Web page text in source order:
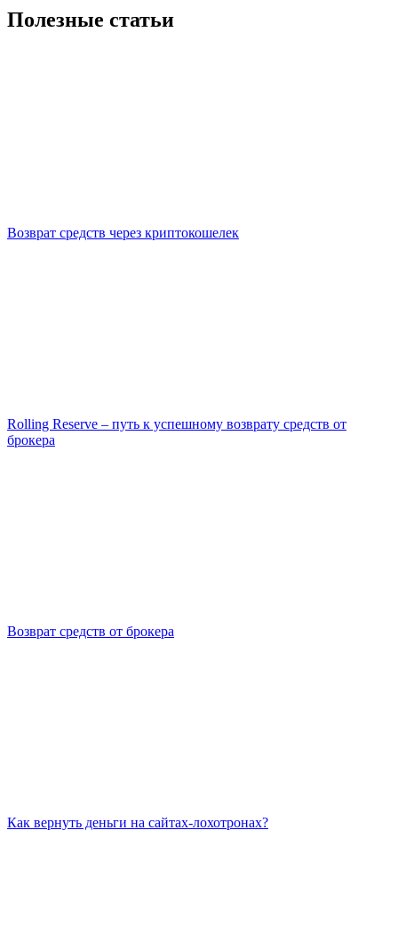
Полезные статьи
Возврат средств через криптокошелек
Rolling Reserve – путь к успешному возврату средств от
брокера
Возврат средств от брокера
Как вернуть деньги на сайтах-лохотронах?